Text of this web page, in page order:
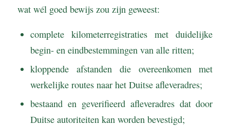
wat wél goed bewijs zou zijn geweest:
complete kilometerregistraties met duidelijke
begin- en eindbestemmingen van alle ritten;
kloppende afstanden die overeenkomen met
werkelijke routes naar het Duitse afleveradres;
bestaand en geverifieerd afleveradres dat door
Duitse autoriteiten kan worden bevestigd;